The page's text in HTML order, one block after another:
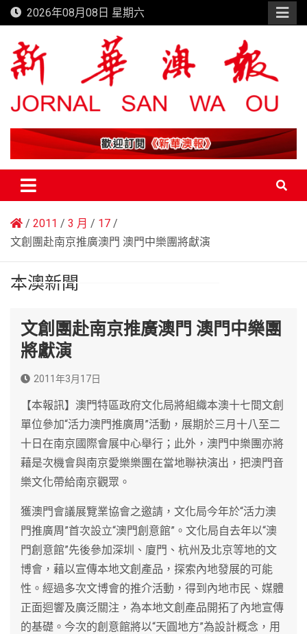
Skip
to
content
2026年08月08日 星期六
新華澳報
2011 3 月
17
文創團赴南京推廣澳門 澳門中樂團將獻演
本澳新聞
文創團赴南京推廣澳門 澳門中樂團
將獻演
2011年3月17日
【本報訊】澳門特區政府文化局將組織本澳十七間文創
單位參加“活力澳門推廣周”活動，展期於三月十八至二
十日在南京國際會展中心舉行；此外，澳門中樂團亦將
藉是次機會與南京愛樂樂團在當地聯袂演出，把澳門音
樂文化帶給南京觀眾。
獲澳門會議展覽業協會之邀請，文化局今年於“活力澳
門推廣周”首次設立“澳門創意館”。文化局自去年以“澳
門創意館”先後參加深圳、廈門、杭州及北京等地的文
博會，藉以宣傳本地文創產品，探索內地發展的可能
性。經過多次文博會的推介活動，得到內地市民、媒體
正面迴響及廣泛關注，為本地文創產品開拓了內地宣傳
的基礎。今次的創意館將以“天圓地方”為設計概念，用